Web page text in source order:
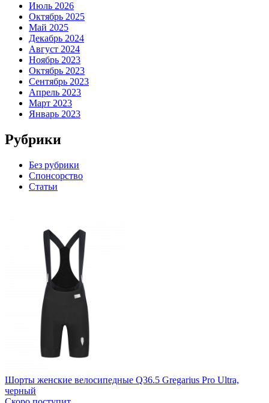
Июль 2026
Октябрь 2025
Май 2025
Декабрь 2024
Август 2024
Ноябрь 2023
Октябрь 2023
Сентябрь 2023
Апрель 2023
Март 2023
Январь 2023
Рубрики
Без рубрики
Спонсорство
Статьи
Шорты женские велосипедные Q36.5 Gregarius Pro Ultra,
черный